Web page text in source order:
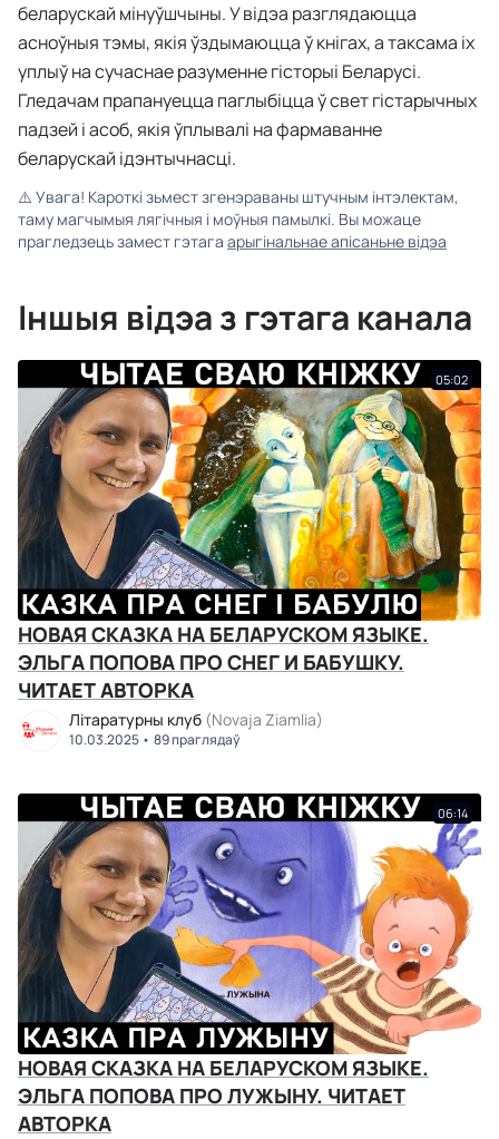
беларускай мінуўшчыны. У відэа разглядаюцца
асноўныя тэмы, якія ўздымаюцца ў кнігах, а таксама іх
уплыў на сучаснае разуменне гісторыі Беларусі.
Гледачам прапануецца паглыбіцца ў свет гістарычных
падзей і асоб, якія ўплывалі на фармаванне
беларускай ідэнтычнасці.
⚠️ Увага! Кароткі зьмест згенэраваны штучным інтэлектам,
таму магчымыя лягічныя і моўныя памылкі. Вы можаце
прагледзець замест гэтага арыгінальнае апісаньне відэа
Іншыя відэа з гэтага канала
05:02
НОВАЯ СКАЗКА НА БЕЛАРУСКОМ ЯЗЫКЕ.
ЭЛЬГА ПОПОВА ПРО СНЕГ И БАБУШКУ.
ЧИТАЕТ АВТОРКА
Літаратурны клуб (Novaja Ziamlia)
10.03.2025 89 праглядаў
06:14
НОВАЯ СКАЗКА НА БЕЛАРУСКОМ ЯЗЫКЕ.
ЭЛЬГА ПОПОВА ПРО ЛУЖЫНУ. ЧИТАЕТ
АВТОРКА